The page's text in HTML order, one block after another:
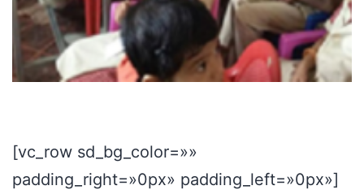
[vc_row sd_bg_color=»»
padding_right=»0px» padding_left=»0px»]